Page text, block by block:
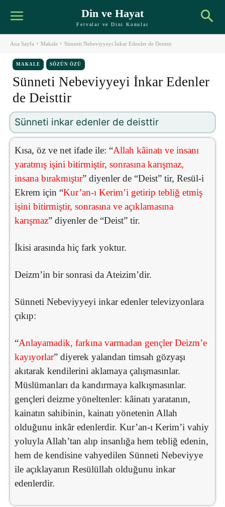
Din ve Hayat
Fetvalar ve Dini Konular
Ana Sayfa Makale Sünneti Nebeviyyeyi İnkar Edenler de Deisttir
MAKALE SÖZÜN ÖZÜ
Sünneti Nebeviyyeyi İnkar Edenler
de Deisttir
Sünneti inkar edenler de deisttir
Kısa, öz ve net ifade ile: “Allah kâinatı ve insanı
yaratmış işini bitirmiştir, sonrasına karışmaz,
insana bırakmıştır” diyenler de “Deist” tir, Resül-i
Ekrem için “Kur’an-ı Kerim’i getirip tebliğ etmiş
işini bitirmiştir, sonrasına ve açıklamasına
karışmaz” diyenler de “Deist” tir.
İkisi arasında hiç fark yoktur.
Deizm’in bir sonrasi da Ateizim’dir.
Sünneti Nebeviyyeyi inkar edenler televizyonlara
çıkıp:
“Anlayamadik, farkına varmadan gençler Deizm’e
kayıyorlar” diyerek yalandan timsah gözyaşı
akıtarak kendilerini aklamaya çalışmasınlar.
Müslümanları da kandırmaya kalkışmasınlar.
gençleri deizme yöneltenler: kâinatı yaratanın,
kainatın sahibinin, kainatı yönetenin Allah
olduğunu inkâr edenlerdir. Kur’an-ı Kerim’i vahiy
yoluyla Allah’tan alıp insanlığa hem tebliğ edenin,
hem de kendisine vahyedilen Sünneti Nebeviyye
ile açıklayanın Resülüllah olduğunu inkar
edenlerdir.